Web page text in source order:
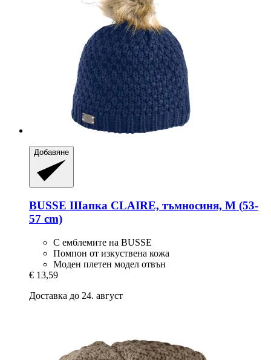
Добавяне
BUSSE Шапка CLAIRE, тъмносиня, M (53-​
57 cm)
С емблемите на BUSSE
Помпон от изкуствена кожа
Моден плетен модел отвън
€ 13,59
Доставка до 24. август